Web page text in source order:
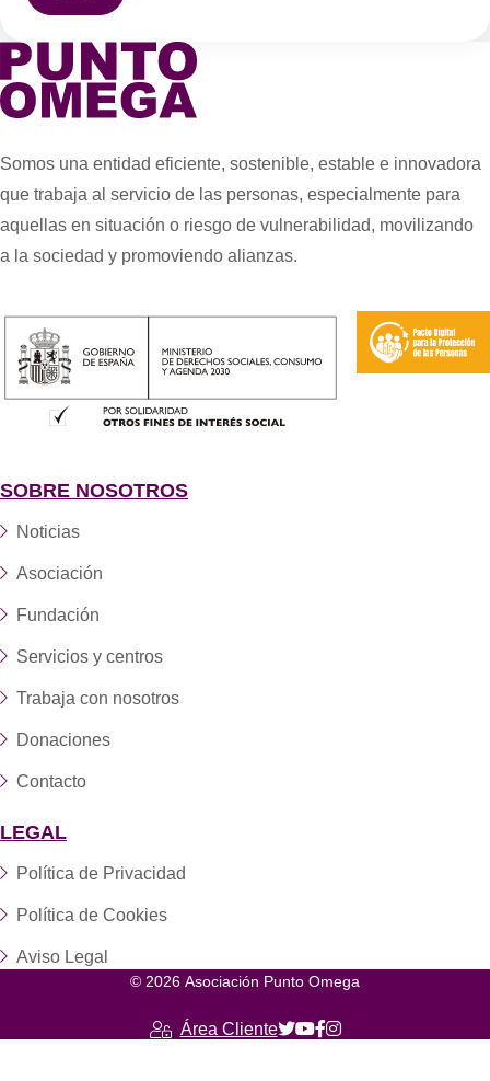
Somos una entidad eficiente, sostenible, estable e innovadora
que trabaja al servicio de las personas, especialmente para
aquellas en situación o riesgo de vulnerabilidad, movilizando
a la sociedad y promoviendo alianzas.
SOBRE NOSOTROS
Noticias
Asociación
Fundación
Servicios y centros
Trabaja con nosotros
Donaciones
Contacto
LEGAL
Política de Privacidad
Política de Cookies
Aviso Legal
© 2026 Asociación Punto Omega
Área Cliente